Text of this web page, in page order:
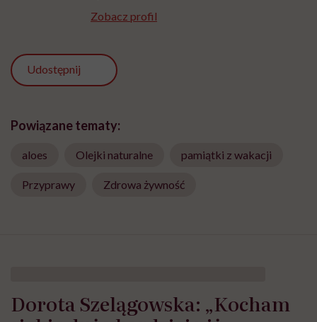
Zobacz profil
Udostępnij
Powiązane tematy:
aloes Olejki naturalne pamiątki z wakacji
Przyprawy Zdrowa żywność
Dorota Szelągowska: „Kocham